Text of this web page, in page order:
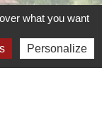
what you want
Personalize